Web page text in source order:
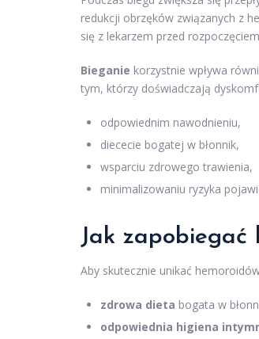
redukcji obrzęków związanych z
się z lekarzem przed
Bieganie korzystnie wpływa
tym, którzy doświadczają
odpowiednim nawodnieniu,
diececie bogatej w błonnik,
wsparciu zdrowego trawienia,
minimalizowaniu ryzyka
Jak zapobiegać
Aby skutecznie unikać
zdrowa dieta bogata w
odpowiednia higiena